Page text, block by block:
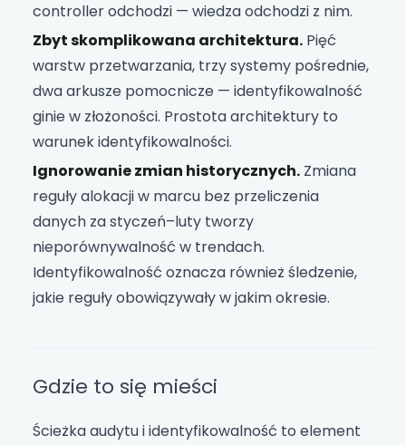
controller odchodzi — wiedza odchodzi z nim.
Zbyt skomplikowana architektura. Pięć
warstw przetwarzania, trzy systemy pośrednie,
dwa arkusze pomocnicze — identyfikowalność
ginie w złożoności. Prostota architektury to
warunek identyfikowalności.
Ignorowanie zmian historycznych. Zmiana
reguły alokacji w marcu bez przeliczenia
danych za styczeń–luty tworzy
nieporównywalność w trendach.
Identyfikowalność oznacza również śledzenie,
jakie reguły obowiązywały w jakim okresie.
Gdzie to się mieści
Ścieżka audytu i identyfikowalność to element